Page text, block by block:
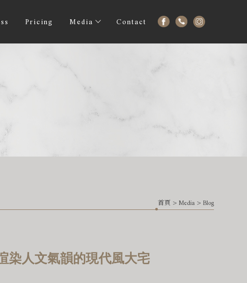
Pricing Media Contact
首頁>Media>Blog
染人文氣韻的現代風大宅